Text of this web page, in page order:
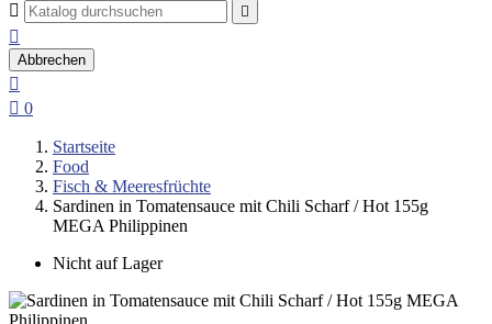
 

Abbrechen

 0
Startseite
Food
Fisch & Meeresfrüchte
Sardinen in Tomatensauce mit Chili Scharf / Hot 155g
MEGA Philippinen
Nicht auf Lager